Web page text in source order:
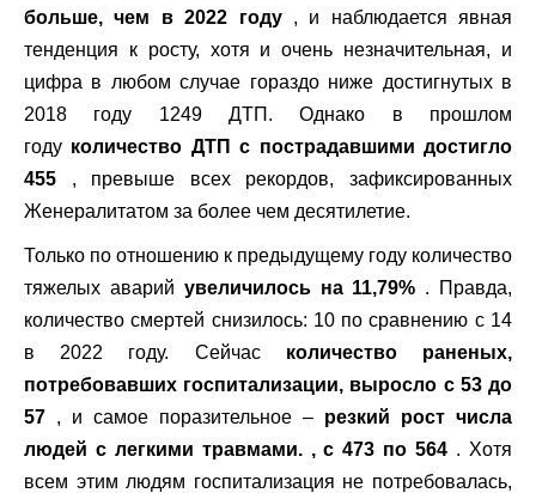
больше, чем в 2022 году, и наблюдается явная
тенденция к росту, хотя и очень незначительная, и
цифра в любом случае гораздо ниже достигнутых в
2018 году 1249 ДТП. Однако в прошлом
году количество ДТП с пострадавшими достигло
455 , превыше всех рекордов, зафиксированных
Женералитатом за более чем десятилетие.
Только по отношению к предыдущему году количество
тяжелых аварий увеличилось на 11,79% . Правда,
количество смертей снизилось: 10 по сравнению с 14
в 2022 году. Сейчас количество раненых,
потребовавших госпитализации, выросло с 53 до
57 , и самое поразительное – резкий рост числа
людей с легкими травмами. , с 473 по 564 . Хотя
всем этим людям госпитализация не потребовалась,